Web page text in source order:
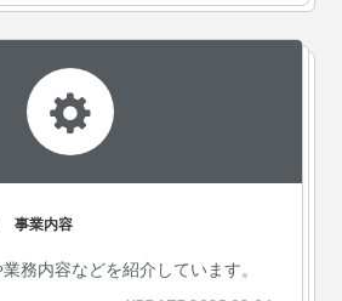
事業内容
務内容などを紹介しています。